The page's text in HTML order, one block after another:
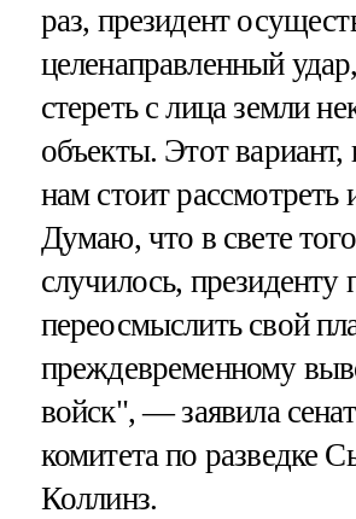
раз, президент
целенаправленный
стереть с лица земли
объекты. Этот
нам стоит рассмотреть
Думаю, что в свете
случилось, президенту
переосмыслить свой
преждевременному
войск", — заявила
комитета по разведке
Коллинз.